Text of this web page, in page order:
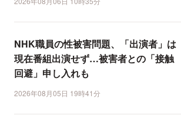
NHK職員の性被害問題、「出演者」は
現在番組出演せず…被害者との「接触
回避」申し入れも
2026年08月05日 19時41分